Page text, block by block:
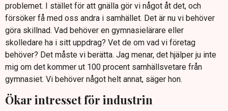
problemet. I stället för att gnälla gör vi något åt det, och
försöker få med oss andra i samhället. Det är nu vi behöver
göra skillnad. Vad behöver en gymnasielärare eller
skolledare ha i sitt uppdrag? Vet de om vad vi företag
behöver? Det måste vi berätta. Jag menar, det hjälper ju inte
mig om det kommer ut 100 procent samhällsvetare från
gymnasiet. Vi behöver något helt annat, säger hon.
Ökar intresset för industrin